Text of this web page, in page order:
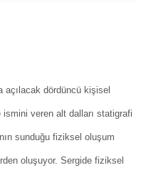
açılacak dördüncü kişisel
veren alt dalları statigrafi
sunduğu fiziksel oluşum
oluşuyor. Sergide fiziksel